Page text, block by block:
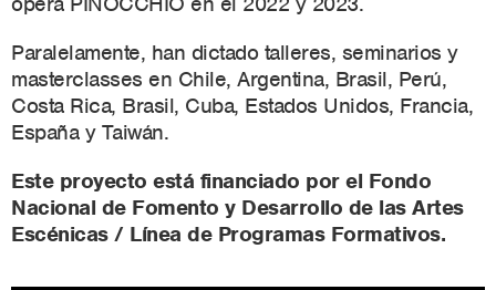
Paralelamente, han dictado talleres, seminarios y
masterclasses en Chile, Argentina, Brasil, Perú,
Costa Rica, Brasil, Cuba, Estados Unidos, Francia,
España y Taiwán.
Este proyecto está financiado por el Fondo
Nacional de Fomento y Desarrollo de las Artes
Escénicas / Línea de Programas Formativos.